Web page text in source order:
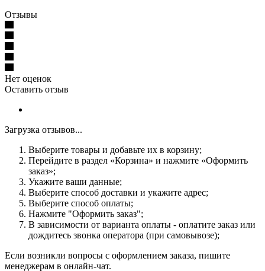
Отзывы
Нет оценок
Оставить отзыв
Загрузка отзывов...
Выберите товары и добавьте их в корзину;
Перейдите в раздел «Корзина» и нажмите «Оформить
заказ»;
Укажите ваши данные;
Выберите способ доставки и укажите адрес;
Выберите способ оплаты;
Нажмите "Оформить заказ";
В зависимости от варианта оплаты - оплатите заказ или
дождитесь звонка оператора (при самовывозе);
Если возникли вопросы с оформлением заказа, пишите
менеджерам в онлайн-чат.